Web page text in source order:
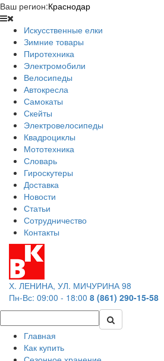
Ваш регион:Краснодар
Искусственные елки
Зимние товары
Пиротехника
Электромобили
Велосипеды
Автокресла
Самокаты
Скейты
Электровелосипеды
Квадроциклы
Мототехника
Словарь
Гироскутеры
Доставка
Новости
Статьи
Сотрудничество
Контакты
Х. ЛЕНИНА, УЛ. МИЧУРИНА 98
Пн-Вс: 09:00 - 18:00 8 (861) 290-15-58
Главная
Как купить